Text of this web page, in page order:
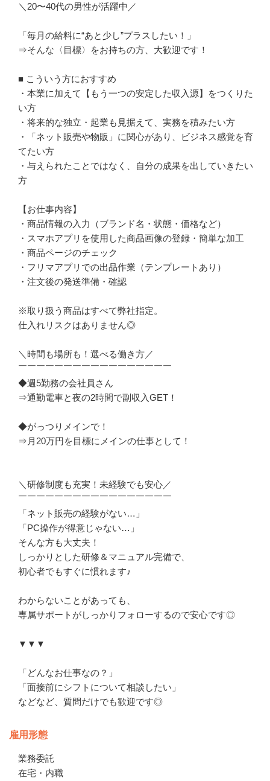
＼20〜40代の男性が活躍中／
「毎月の給料に“あと少し”プラスしたい！」
⇒そんな〈目標〉をお持ちの方、大歓迎です！
■ こういう方におすすめ
・本業に加えて【もう一つの安定した収入源】をつくりた
い方
・将来的な独立・起業も見据えて、実務を積みたい方
・「ネット販売や物販」に関心があり、ビジネス感覚を育
てたい方
・与えられたことではなく、自分の成果を出していきたい
方
【お仕事内容】
・商品情報の入力（ブランド名・状態・価格など）
・スマホアプリを使用した商品画像の登録・簡単な加工
・商品ページのチェック
・フリマアプリでの出品作業（テンプレートあり）
・注文後の発送準備・確認
※取り扱う商品はすべて弊社指定。
仕入れリスクはありません◎
＼時間も場所も！選べる働き方／
￣￣￣￣￣￣￣￣￣￣￣￣￣￣￣￣￣
◆週5勤務の会社員さん
⇒通勤電車と夜の2時間で副収入GET！
◆がっつりメインで！
⇒月20万円を目標にメインの仕事として！
＼研修制度も充実！未経験でも安心／
￣￣￣￣￣￣￣￣￣￣￣￣￣￣￣￣￣
「ネット販売の経験がない…」
「PC操作が得意じゃない…」
そんな方も大丈夫！
しっかりとした研修＆マニュアル完備で、
初心者でもすぐに慣れます♪
わからないことがあっても、
専属サポートがしっかりフォローするので安心です◎
▼▼▼
「どんなお仕事なの？」
「面接前にシフトについて相談したい」
などなど、質問だけでも歓迎です◎
雇用形態
業務委託
在宅・内職